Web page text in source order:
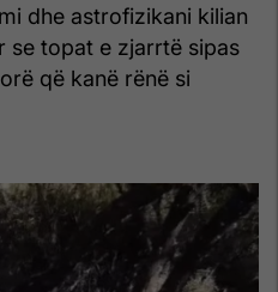
dhe astrofizikani kilian
se topat e zjarrtë sipas
që kanë rënë si